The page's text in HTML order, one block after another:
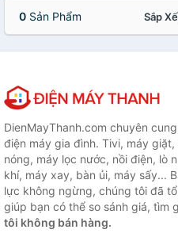
0 Sản Phẩm Sắp
DienMayThanh.com chuyên
điện máy gia đình. Tivi, máy
nóng, máy lọc nước, nồi điện, lò
khí, máy xay, bàn ủi, máy sấy...
lực không ngừng, chúng tôi đã
giúp bạn có thể so sánh giá, tìm
tôi không bán hàng.